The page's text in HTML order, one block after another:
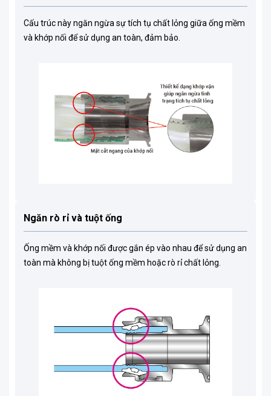
Cấu trúc này ngăn ngừa sự tích tụ chất lỏng giữa ống mềm
và khớp nối để sử dụng an toàn, đảm bảo.
Ngăn rò rỉ và tuột ống
Ống mềm và khớp nối được gắn ép vào nhau để sử dụng an
toàn mà không bị tuột ống mềm hoặc rò rỉ chất lỏng.